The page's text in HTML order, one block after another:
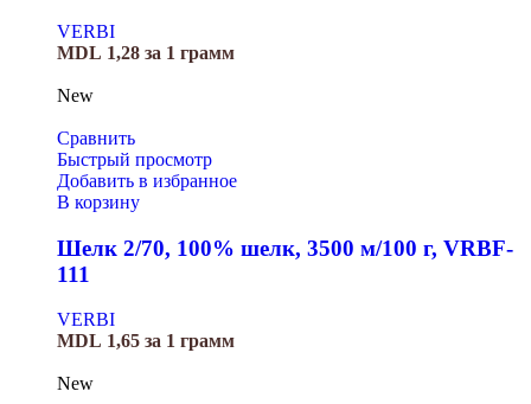
VERBI
MDL 1,28 за 1 грамм
New
Сравнить
Быстрый просмотр
Добавить в избранное
В корзину
Шелк 2/70, 100% шелк, 3500 м/100 г, VRBF-
111
VERBI
MDL 1,65 за 1 грамм
New